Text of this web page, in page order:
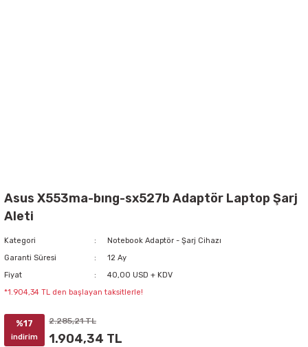
Asus X553ma-bıng-sx527b Adaptör Laptop Şarj
Aleti
Kategori
Notebook Adaptör - Şarj Cihazı
Garanti Süresi
12 Ay
Fiyat
40,00 USD + KDV
*1.904,34 TL den başlayan taksitlerle!
%17
indirim
2.285,21 TL
1.904,34 TL